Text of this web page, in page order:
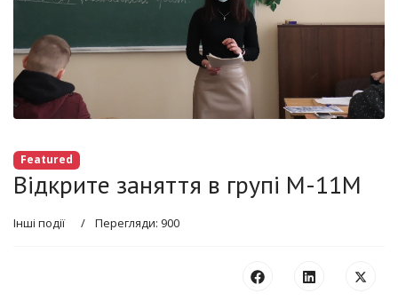
Featured
Відкрите заняття в групі М-11М
Інші події Перегляди: 900